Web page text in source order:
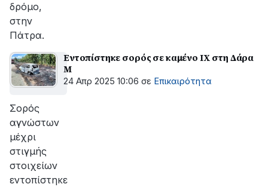
δρόμο,
στην
Πάτρα.
Εντοπίστηκε σορός σε καμένο ΙΧ στη Δάρα
Μ
24 Απρ 2025 10:06 σε Επικαιρότητα
Σορός
αγνώστων
μέχρι
στιγμής
στοιχείων
εντοπίστηκε